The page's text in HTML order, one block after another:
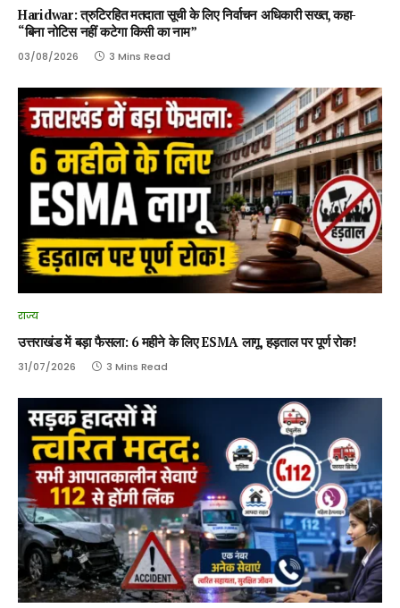
Haridwar: त्रुटिरहित मतदाता सूची के लिए निर्वाचन अधिकारी सख्त, कहा-
“बिना नोटिस नहीं कटेगा किसी का नाम”
03/08/2026 3 Mins Read
राज्य
उत्तराखंड में बड़ा फैसला: 6 महीने के लिए ESMA लागू, हड़ताल पर पूर्ण रोक!
31/07/2026 3 Mins Read